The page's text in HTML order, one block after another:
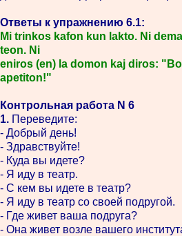
Ответы к упражнению 6.1:
Mi trinkos kafon kun lakto. Ni
teon. Ni
eniros (en) la domon kaj diros:
apetiton!"
Контрольная работа N 6
1. Переведите:
- Добрый день!
- Здравствуйте!
- Куда вы идете?
- Я иду в театр.
- С кем вы идете в театр?
- Я иду в театр со своей подругой.
- Где живет ваша подруга?
- Она живет возле вашего